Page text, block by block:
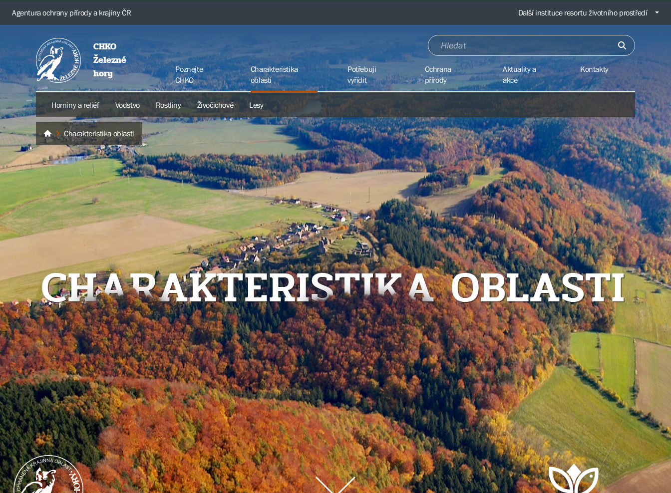
Agentura ochrany přírody a krajiny ČR Další instituce resortu životního prostředí
CHKO
Železné
hory
Poznejte
CHKO
Charakteristika
oblasti
Horniny a reliéf Vodstvo Rostliny Živočichové Lesy
Potřebuji
vyřídit
Ochrana
přírody
Aktuality a
akce
Kontakty
Železné hory
Charakteristika oblasti